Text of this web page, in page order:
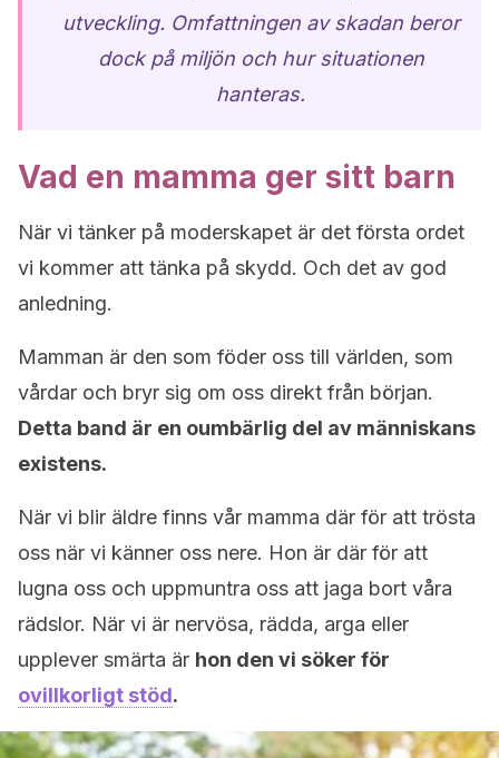
utveckling. Omfattningen av skadan beror
dock på miljön och hur situationen
hanteras.
Vad en mamma ger sitt barn
När vi tänker på moderskapet är det första ordet
vi kommer att tänka på skydd. Och det av god
anledning.
Mamman är den som föder oss till världen, som
vårdar och bryr sig om oss direkt från början.
Detta band är en oumbärlig del av människans
existens.
När vi blir äldre finns vår mamma där för att trösta
oss när vi känner oss nere. Hon är där för att
lugna oss och uppmuntra oss att jaga bort våra
rädslor. När vi är nervösa, rädda, arga eller
upplever smärta är hon den vi söker för
ovillkorligt stöd.